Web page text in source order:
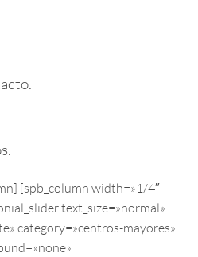
[spb_column width=»1/4″
text_size=»normal»
category=»centros-mayores»